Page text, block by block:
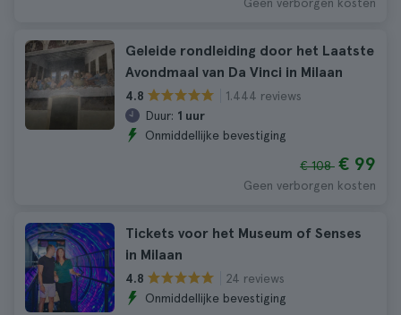
Geleide rondleiding door het Laatste
Avondmaal van Da Vinci in Milaan
4.8
1.444 reviews
Duur: 1 uur
Onmiddellijke bevestiging
€ 108 € 99
Geen verborgen kosten
Tickets voor het Museum of Senses
in Milaan
4.8
24 reviews
Onmiddellijke bevestiging